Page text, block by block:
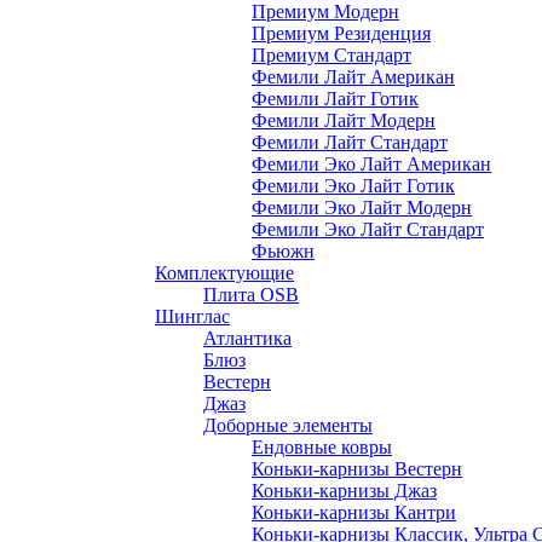
Премиум Модерн
Премиум Резиденция
Премиум Стандарт
Фемили Лайт Американ
Фемили Лайт Готик
Фемили Лайт Модерн
Фемили Лайт Стандарт
Фемили Эко Лайт Американ
Фемили Эко Лайт Готик
Фемили Эко Лайт Модерн
Фемили Эко Лайт Стандарт
Фьюжн
Комплектующие
Плита OSB
Шинглас
Атлантика
Блюз
Вестерн
Джаз
Доборные элементы
Ендовные ковры
Коньки-карнизы Вестерн
Коньки-карнизы Джаз
Коньки-карнизы Кантри
Коньки-карнизы Классик, Ультра